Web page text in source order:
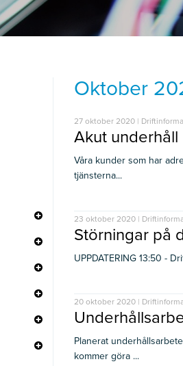
Oktober
27 oktober 2020 |
Akut
Våra kunder som har
tjänsterna...
23 oktober 2020 |
Störningar på
UPPDATERING 13:50 -
20 oktober 2020 |
Planerat
kommer göra ...